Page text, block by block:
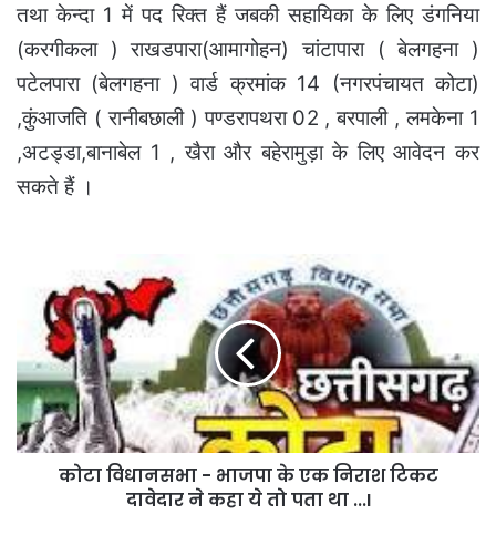
तथा केन्दा 1 में पद रिक्त हैं जबकी सहायिका के लिए डंगनिया
(करगीकला ) राखडपारा(आमागोहन) चांटापारा ( बेलगहना )
पटेलपारा (बेलगहना ) वार्ड क्रमांक 14 (नगरपंचायत कोटा)
,कुंआजति ( रानीबछाली ) पण्डरापथरा 02 , बरपाली , लमकेना 1
,अटड्डा,बानाबेल 1 , खैरा और बहेरामुड़ा के लिए आवेदन कर
सकते हैं ।
विधानसभा
भाजपा
एक
निराश
टिकट
दावेदार
कोटा विधानसभा - भाजपा के एक निराश टिकट
दावेदार ने कहा ये तो पता था ...I